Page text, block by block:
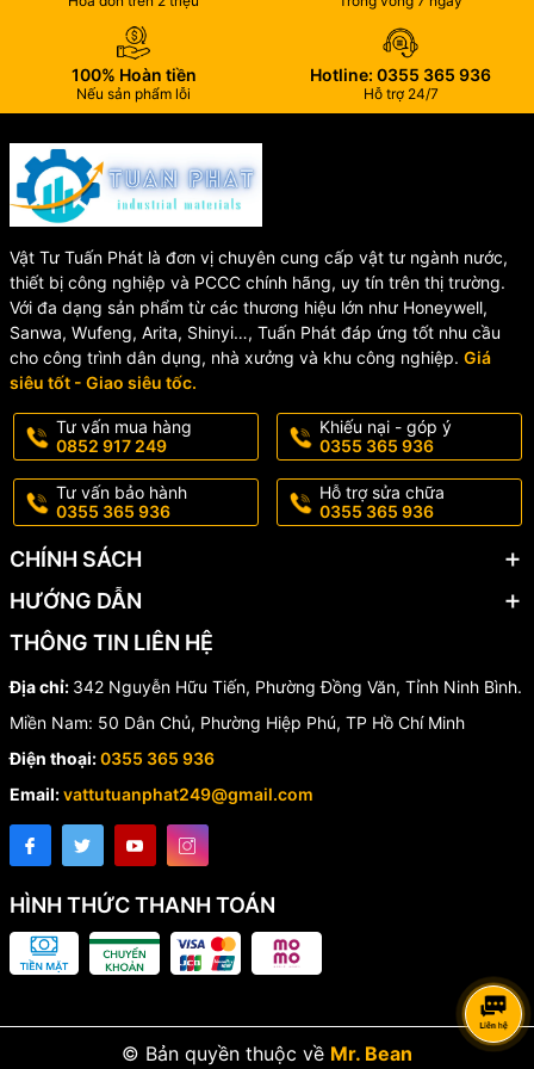
🔸 Ngắn mạch
🔸 Đứt dây kết nối
✅ Tích hợp đầy đủ tiếp điểm đầu ra:
🔥 Fire Alarm: NO/NC/COM
⚠️ Trouble: NO/NC/COM
✅ Relay báo cháy và relay báo lỗi riêng biệt, dễ dàng kết nối thiết
✅ Bảng điều khiển dạng màng chống nước, chống bụi, độ bền
cao và dễ vệ sinh.
⚙️ Thông Số Kỹ Thuật
Trung Tâm Báo Cháy
Horing 4-32 Zone
số
🔧 Chi tiết
Model
AH-03312-4L / AH-03312-8L /
AH-03312-32L
Số Zone
4 / 8 / 32 Zone
Nguồn
220V AC / 50Hz
Dung
lượng pin
Dòng ra tối
đa
2A @ 24VDC
báo nhiệt
Không giới hạn (trừ loại điện tử)
Số đầu
báo khói
30 đầu báo/Zone
4.7kΩ
100% Hoàn tiền
Nếu sản phẩm lỗi
Hotline: 0355 365 936
Hỗ trợ 24/7
Vật Tư Tuấn Phát là đơn vị chuyên cung cấp vật tư ngành nước,
thiết bị công nghiệp và PCCC chính hãng, uy tín trên thị trường.
Với đa dạng sản phẩm từ các thương hiệu lớn như Honeywell,
Sanwa, Wufeng, Arita, Shinyi…, Tuấn Phát đáp ứng tốt nhu cầu
cho công trình dân dụng, nhà xưởng và khu công nghiệp. Giá
siêu tốt - Giao siêu tốc.
Tư vấn mua hàng
0852 917 249
Khiếu nại - góp ý
0355 365 936
Tư vấn bảo hành
0355 365 936
Hỗ trợ sửa chữa
0355 365 936
CHÍNH SÁCH
HƯỚNG DẪN
THÔNG TIN LIÊN HỆ
Địa chỉ: 342 Nguyễn Hữu Tiến, Phường Đồng Văn, Tỉnh Ninh Bình.
Miền Nam: 50 Dân Chủ, Phường Hiệp Phú, TP Hồ Chí Minh
Điện thoại:0355 365 936
Email:vattutuanphat249@gmail.com
HÌNH THỨC THANH TOÁN
© Bản quyền thuộc về Mr. Bean